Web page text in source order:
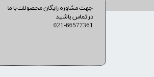
​​جهت مشاوره رایگان محصولات با ما
در تماس باشید
021-66577361